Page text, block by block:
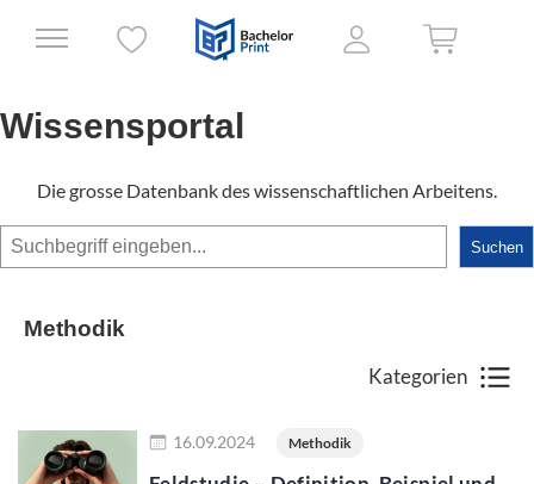
Wissensportal
Die grosse Datenbank des wissenschaftlichen Arbeitens.
Suchen Suchen
Methodik
Kategorien
Jetzt lesen
16.09.2024 Methodik